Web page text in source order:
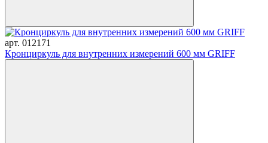
арт. 012171
Кронциркуль для внутренних измерений 600 мм GRIFF